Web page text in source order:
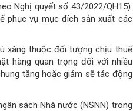
Nghị quyết số 43/2022/QH15).
phục vụ mục đích sản xuất các
xăng thuộc đối tượng chịu thuế
hàng quan trọng đối với nhiều
tăng hoặc giảm sẽ tác động
sách Nhà nước (NSNN) trong